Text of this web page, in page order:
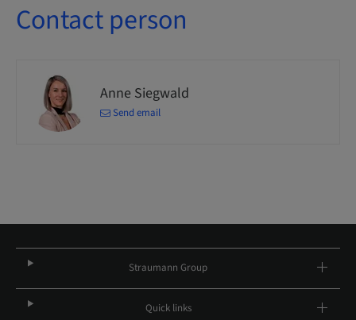
Contact person
Anne Siegwald
Send email
Straumann Group
Quick links